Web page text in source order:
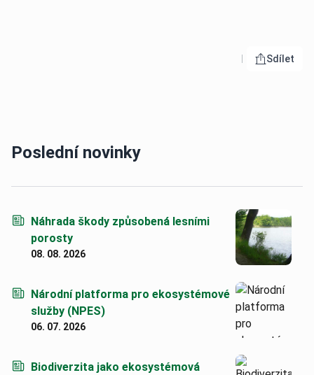
Otevřít
Sdílet
Poslední novinky
Náhrada škody způsobená lesními
porosty
08. 08. 2026
Národní platforma pro ekosystémové
služby (NPES)
06. 07. 2026
Biodiverzita jako ekosystémová